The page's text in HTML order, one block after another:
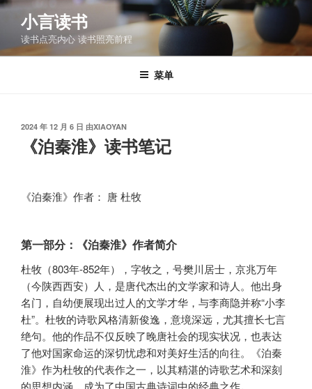
跳
容
小言读书
读书点亮内心 读书照亮前程
菜单
发
2024 年 12 月 6 日 由XIAOYAN
《泊秦淮》读书笔记
《泊秦淮》作者： 唐 杜牧
第一部分：《泊秦淮》作者简介
杜牧（803年-852年），字牧之，号樊川居士，京兆万年
（今陕西西安）人，是唐代杰出的文学家和诗人。他出身
名门，自幼便展现出过人的文学才华，与李商隐并称“小李
杜”。杜牧的诗歌风格清新俊逸，意境深远，尤其擅长七言
绝句。他的作品不仅反映了晚唐社会的现实状况，也表达
了他对国家命运的深切忧虑和对美好生活的向往。《泊秦
淮》作为杜牧的代表作之一，以其精湛的诗歌艺术和深刻
的思想内涵，成为了中国古典诗词中的经典之作。